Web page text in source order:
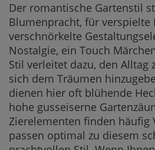
Der romantische Gartenstil
Blumenpracht, für verspielte
verschnörkelte
Nostalgie, ein Touch
Stil verleitet dazu, den Alltag
sich dem Träumen
dienen hier oft blühende
hohe gusseiserne
Zierelementen finden häufig
passen optimal zu diesem